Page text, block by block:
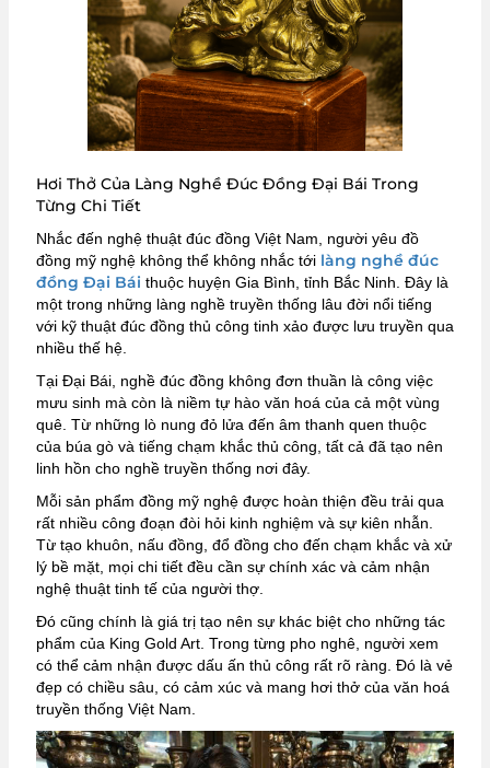
Hơi Thở Của Làng Nghề Đúc Đồng Đại Bái Trong
Từng Chi Tiết
Nhắc đến nghệ thuật đúc đồng Việt Nam, người yêu đồ
đồng mỹ nghệ không thể không nhắc tới làng nghề đúc
đồng Đại Bái thuộc huyện Gia Bình, tỉnh Bắc Ninh. Đây là
một trong những làng nghề truyền thống lâu đời nổi tiếng
với kỹ thuật đúc đồng thủ công tinh xảo được lưu truyền qua
nhiều thế hệ.
Tại Đại Bái, nghề đúc đồng không đơn thuần là công việc
mưu sinh mà còn là niềm tự hào văn hoá của cả một vùng
quê. Từ những lò nung đỏ lửa đến âm thanh quen thuộc
của búa gò và tiếng chạm khắc thủ công, tất cả đã tạo nên
linh hồn cho nghề truyền thống nơi đây.
Mỗi sản phẩm đồng mỹ nghệ được hoàn thiện đều trải qua
rất nhiều công đoạn đòi hỏi kinh nghiệm và sự kiên nhẫn.
Từ tạo khuôn, nấu đồng, đổ đồng cho đến chạm khắc và xử
lý bề mặt, mọi chi tiết đều cần sự chính xác và cảm nhận
nghệ thuật tinh tế của người thợ.
Đó cũng chính là giá trị tạo nên sự khác biệt cho những tác
phẩm của King Gold Art. Trong từng pho nghê, người xem
có thể cảm nhận được dấu ấn thủ công rất rõ ràng. Đó là vẻ
đẹp có chiều sâu, có cảm xúc và mang hơi thở của văn hoá
truyền thống Việt Nam.